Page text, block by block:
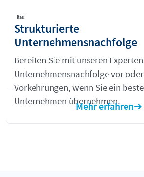
Bau
Strukturierte
Unternehmensnachfolge
Bereiten Sie mit unseren
Unternehmensnachfolge vor
Vorkehrungen, wenn Sie ein
Unternehmen übernehmen.
Mehr erfahren